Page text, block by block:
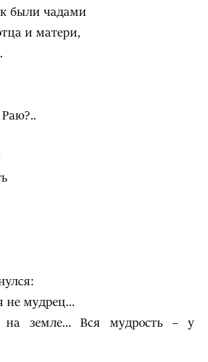
были чадами
и матери,
не мудрец…
на земле… Вся мудрость – у